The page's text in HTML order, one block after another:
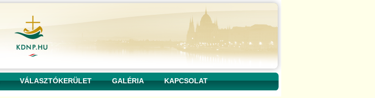
VÁLASZTÓKERÜLET GALÉRIA KAPCSOLAT